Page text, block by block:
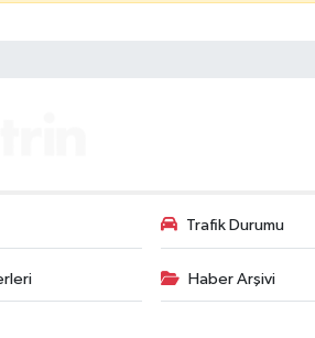
Trafik Durumu
Haber Arşivi